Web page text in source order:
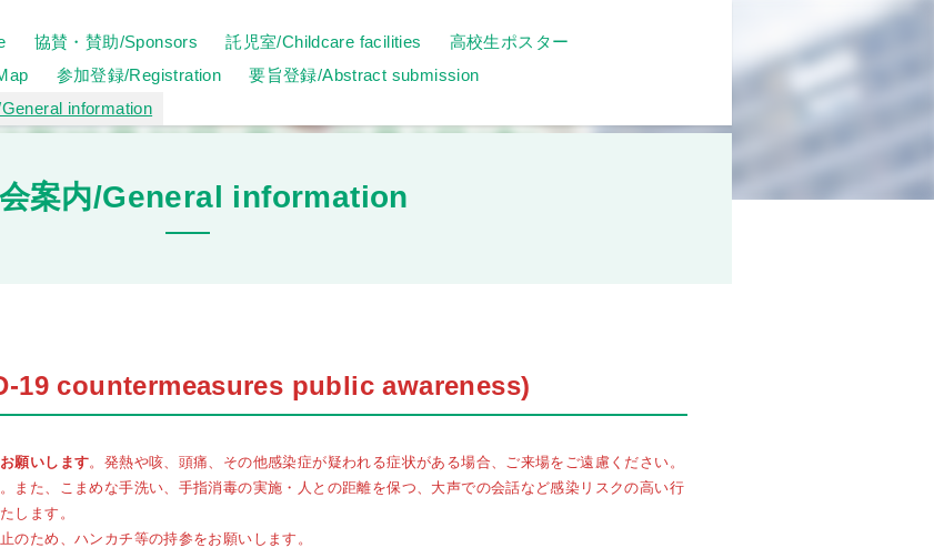
協賛・賛助/Sponsors 託児室/Childcare facilities
高校生ポスター
参加登録/Registration
要旨登録/Abstract submission
information
案内/General information
19 countermeasures public awareness)
願いします。発熱や咳、頭痛、その他感染症が疑われる症状がある場合、ご来場をご遠慮ください。
また、こまめな手洗い、手指消毒の実施・人との距離を保つ、大声での会話など感染リスクの高い行
します。
のため、ハンカチ等の持参をお願いします。